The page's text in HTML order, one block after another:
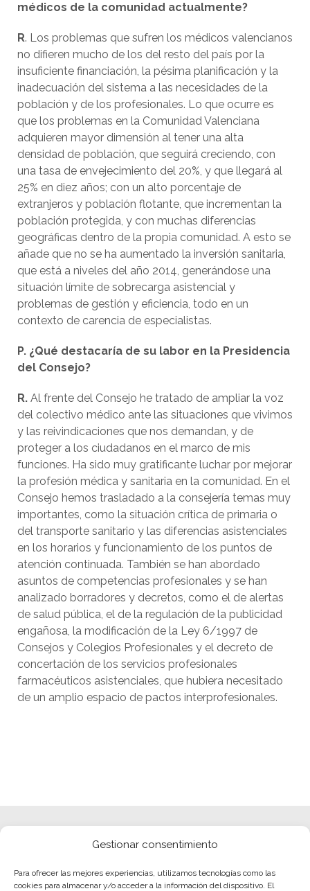
Gestionar consentimiento
Para ofrecer las mejores experiencias, utilizamos tecnologías como las
cookies para almacenar y/o acceder a la información del dispositivo. El
médicos de la comunidad actualmente?
R. Los problemas que sufren los médicos valencianos
no difieren mucho de los del resto del país por la
insuficiente financiación, la pésima planificación y la
inadecuación del sistema a las necesidades de la
población y de los profesionales. Lo que ocurre es
que los problemas en la Comunidad Valenciana
adquieren mayor dimensión al tener una alta
densidad de población, que seguirá creciendo, con
una tasa de envejecimiento del 20%, y que llegará al
25% en diez años; con un alto porcentaje de
extranjeros y población flotante, que incrementan la
población protegida, y con muchas diferencias
geográficas dentro de la propia comunidad. A esto se
añade que no se ha aumentado la inversión sanitaria,
que está a niveles del año 2014, generándose una
situación límite de sobrecarga asistencial y
problemas de gestión y eficiencia, todo en un
contexto de carencia de especialistas.
P. ¿Qué destacaría de su labor en la Presidencia
del Consejo?
R. Al frente del Consejo he tratado de ampliar la voz
del colectivo médico ante las situaciones que vivimos
y las reivindicaciones que nos demandan, y de
proteger a los ciudadanos en el marco de mis
funciones. Ha sido muy gratificante luchar por mejorar
la profesión médica y sanitaria en la comunidad. En el
Consejo hemos trasladado a la consejería temas muy
importantes, como la situación crítica de primaria o
del transporte sanitario y las diferencias asistenciales
en los horarios y funcionamiento de los puntos de
atención continuada. También se han abordado
asuntos de competencias profesionales y se han
analizado borradores y decretos, como el de alertas
de salud pública, el de la regulación de la publicidad
engañosa, la modificación de la Ley 6/1997 de
Consejos y Colegios Profesionales y el decreto de
concertación de los servicios profesionales
farmacéuticos asistenciales, que hubiera necesitado
de un amplio espacio de pactos interprofesionales.